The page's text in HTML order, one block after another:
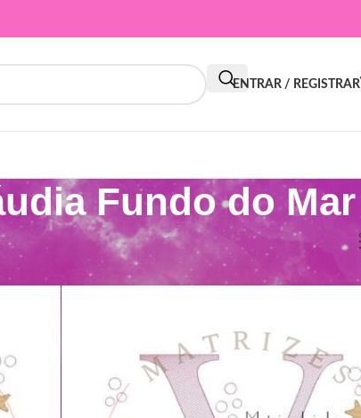
ENTRAR / REGISTRAR
Fundo do Mar
Mostrar 9 18 24